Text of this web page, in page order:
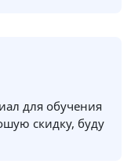
для обучения
скидку, буду